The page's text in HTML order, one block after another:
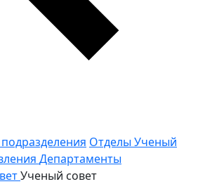
Отделы Ученый
Департаменты
Ученый совет